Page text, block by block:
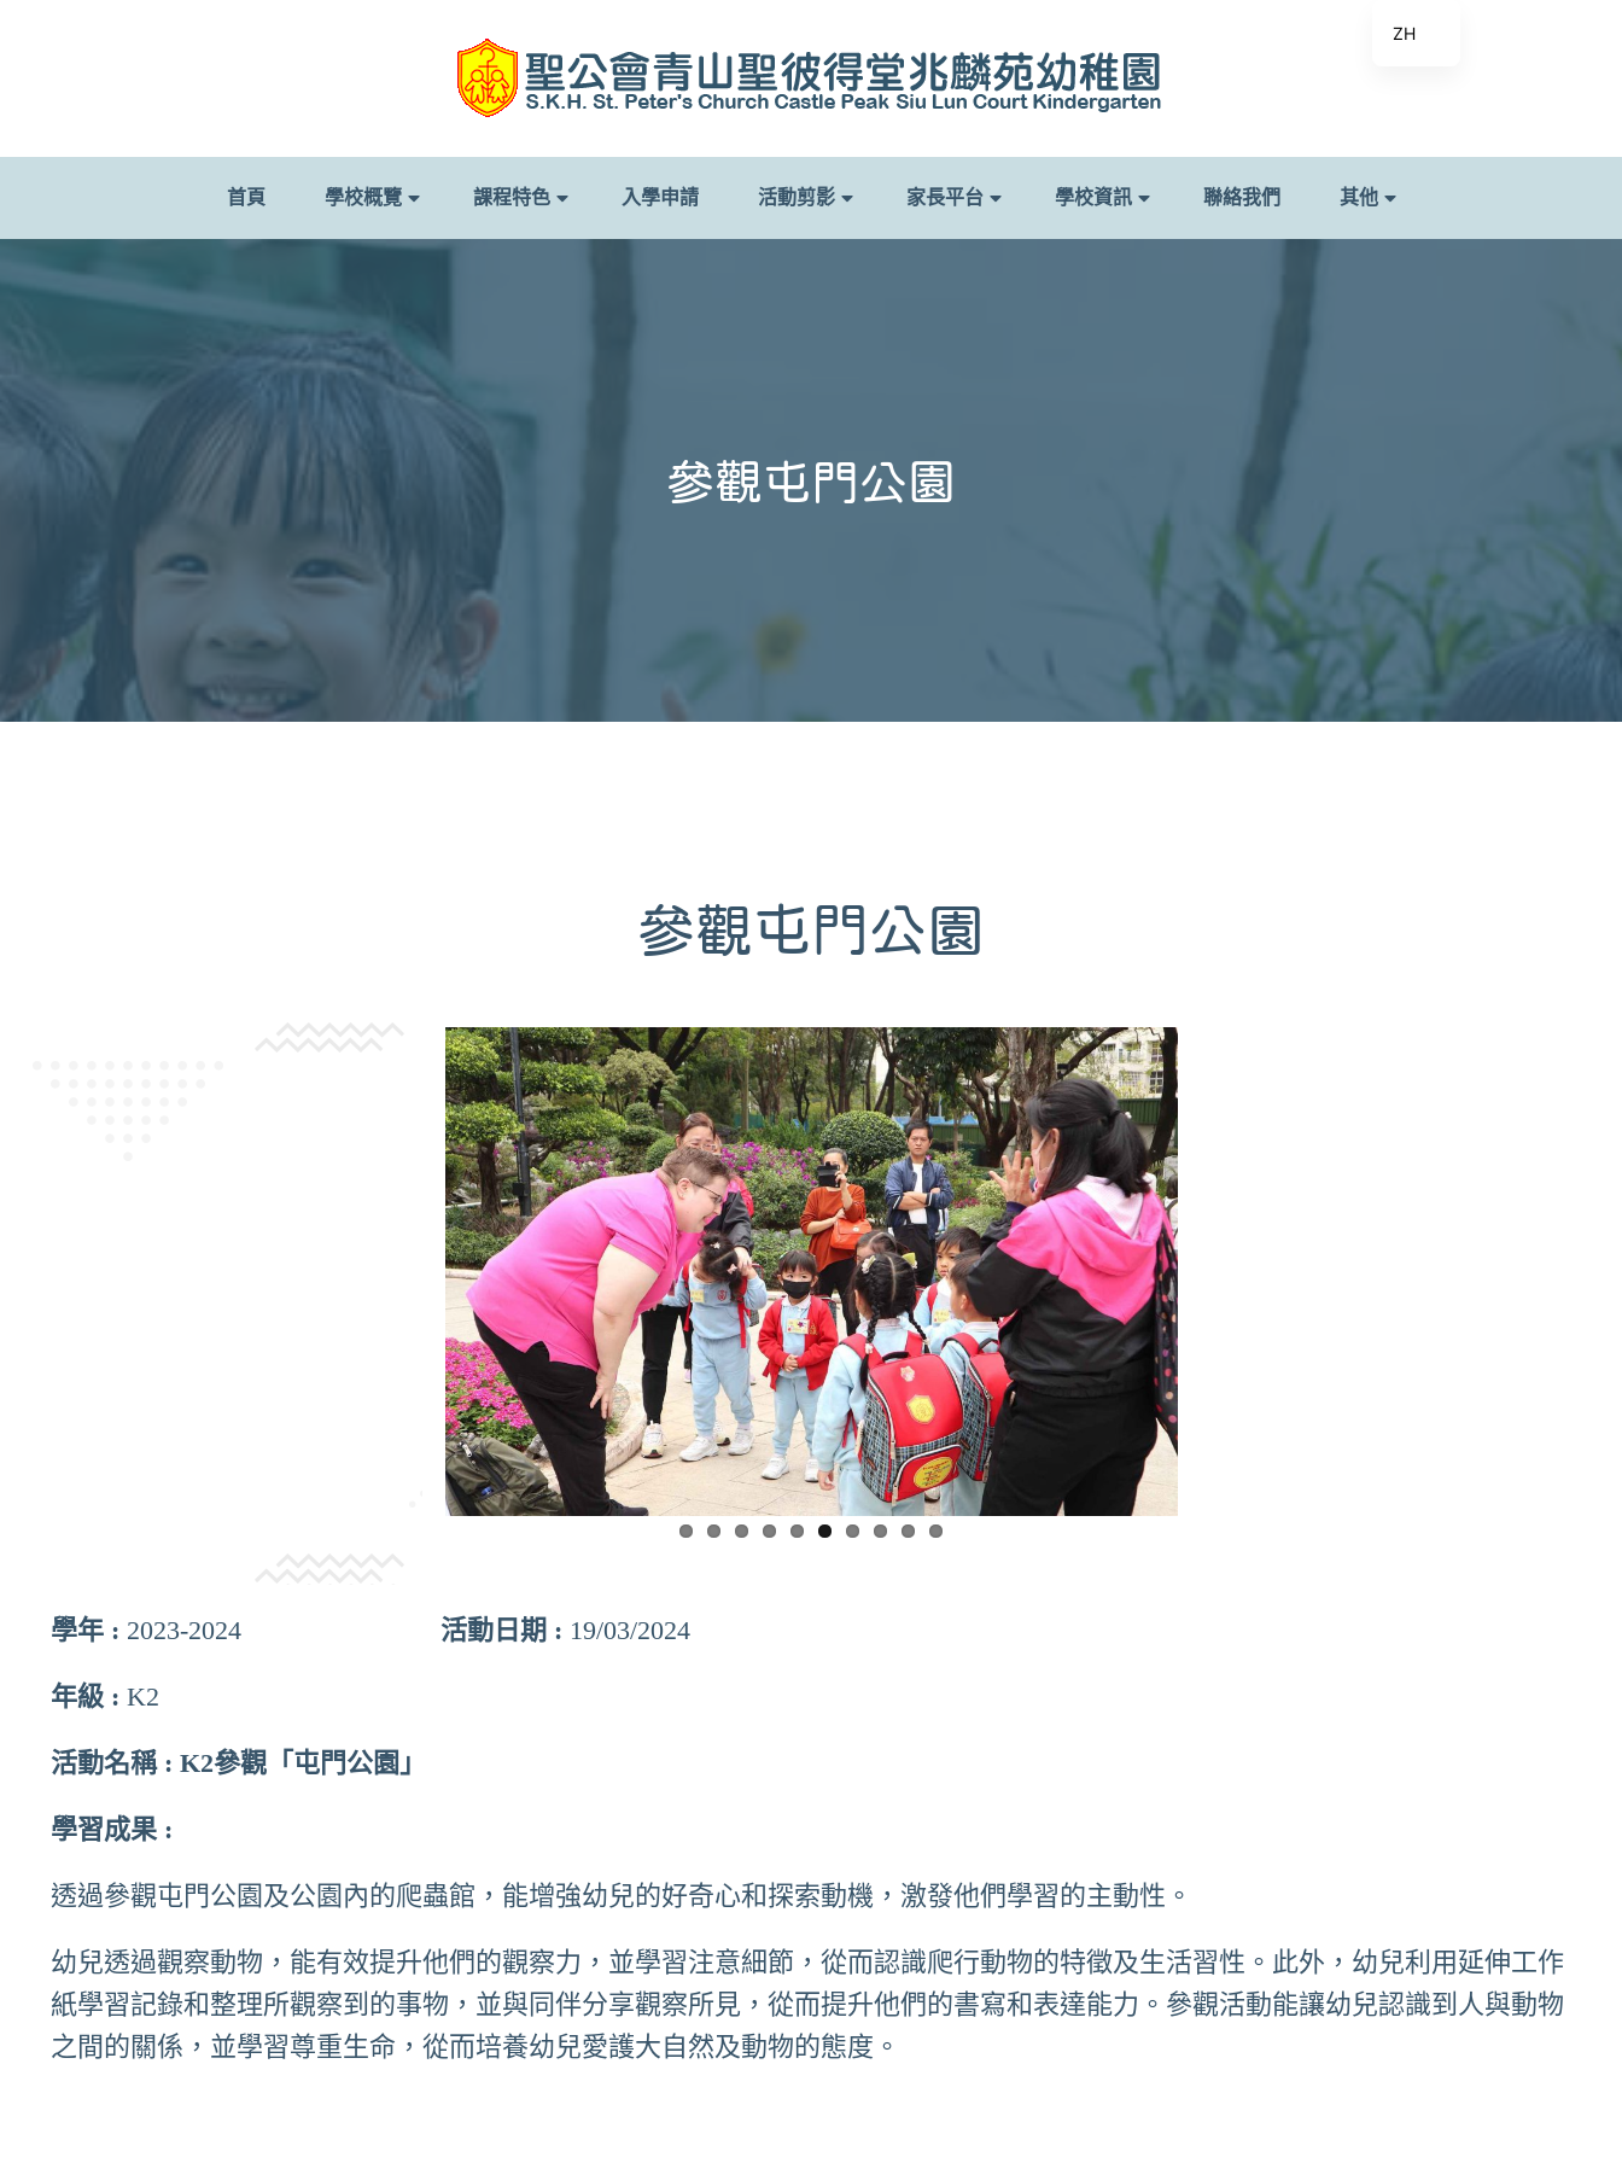
首頁 學校概覽 課程特色 入學申請 活動剪影 家長平台 學校資訊 聯絡我們 其他
參觀屯門公園
參觀屯門公園
學年 : 2023-2024 活動日期 : 19/03/2024
年級 : K2
活動名稱 : K2參觀「屯門公園」
學習成果 :
透過參觀屯門公園及公園內的爬蟲館，能增強幼兒的好奇心和探索動機，激發他們學習的主動性。
幼兒透過觀察動物，能有效提升他們的觀察力，並學習注意細節，從而認識爬行動物的特徵及生活習性。此外，幼兒利用延伸工作
紙學習記錄和整理所觀察到的事物，並與同伴分享觀察所見，從而提升他們的書寫和表達能力。參觀活動能讓幼兒認識到人與動物
之間的關係，並學習尊重生命，從而培養幼兒愛護大自然及動物的態度。
ZH